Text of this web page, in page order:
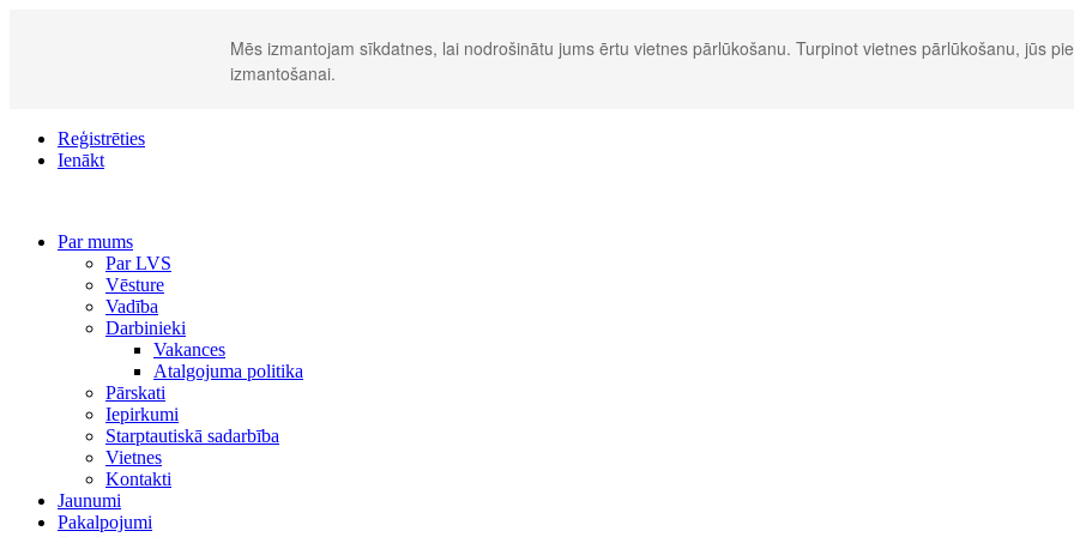
Mēs izmantojam sīkdatnes, lai nodrošinātu jums ērtu vietnes pārlūkošanu. Turpinot vietnes pārlūkošanu, jūs
izmantošanai.
Reģistrēties
Ienākt
Par mums
Par LVS
Vēsture
Vadība
Darbinieki
Vakances
Atalgojuma politika
Pārskati
Iepirkumi
Starptautiskā sadarbība
Vietnes
Kontakti
Jaunumi
Pakalpojumi